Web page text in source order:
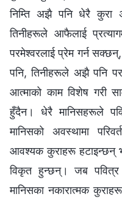
निम्ति अझै पनि धेरै कुरा
तिनीहरूले आफैलाई
परमेश्‍वरलाई प्रेम गर्न
पनि, तिनीहरूले अझै पनि
आत्माको काम विशेष गरी
हुँदैन। धेरै मानिसहरूले
मानिसको अवस्थामा
आवश्यक कुराहरू हटाइन्छन्
विकृत हुन्छन्। जब पवित्र
मानिसका नकारात्मक